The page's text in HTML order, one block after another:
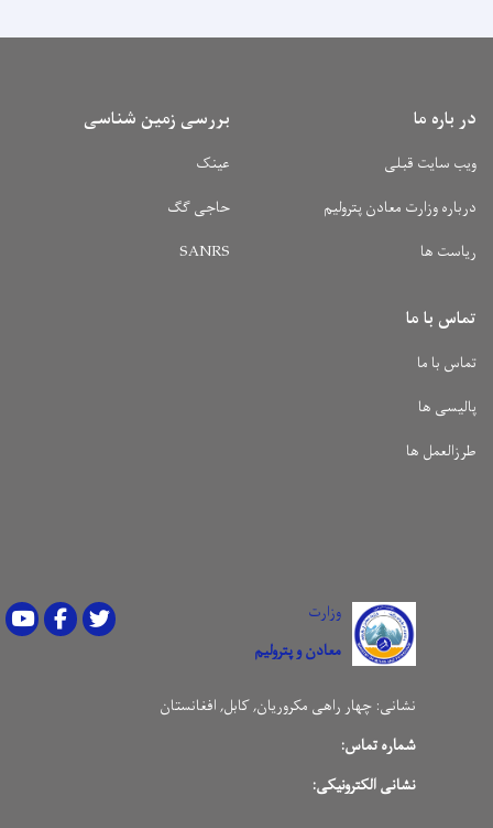
در باره ما
ویب سایت قبلی
درباره وزارت معادن پترولیم
ریاست ها
بررسی زمین شناسی
عینک
حاجی گگ
SANRS
تماس با ما
تماس با ما
پالیسی ها
طرزالعمل ها
وزارت
معادن و پترولیم
YoutubeFacebook
نشانی: چهار راهی مکروریان, کابل, افغانستان
شماره تماس:
نشانی الکترونیکی: